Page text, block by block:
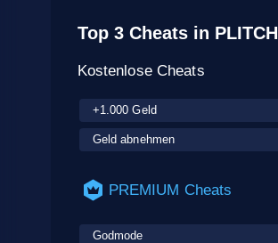
Top 3 Cheats in PLITCH
Kostenlose Cheats
+1.000 Geld
Geld abnehmen
PREMIUM Cheats
Godmode